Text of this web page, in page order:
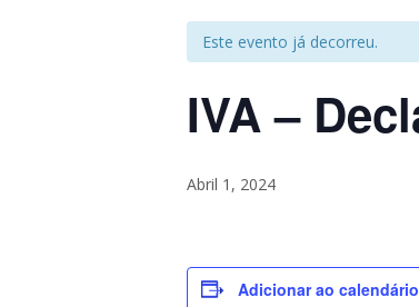
Este evento já decorreu.
IVA –
Abril 1, 2024
Adicionar ao calendário